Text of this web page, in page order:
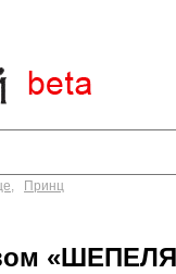
, Принц